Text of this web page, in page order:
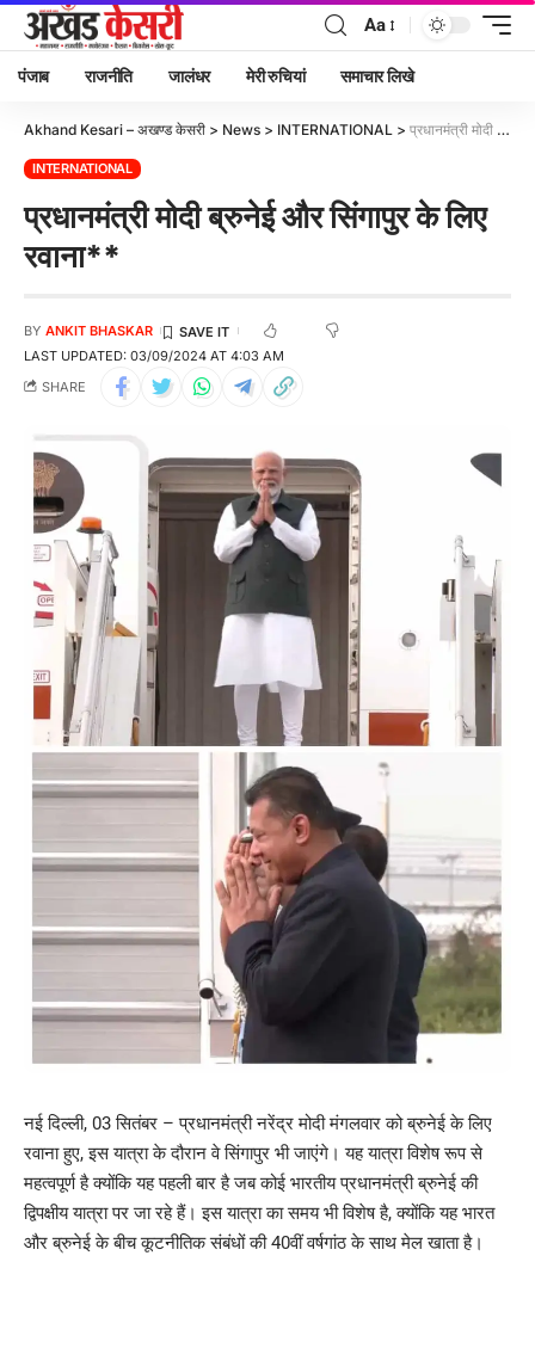
Aa
पंजाब राजनीति जालंधर मेरी रुचियां समाचार लिखे
Akhand Kesari – अखण्ड केसरी > News > INTERNATIONAL > प्रधानमंत्री मोदी ब्रुनेई और सिंगापुर के लिए रवाना**
INTERNATIONAL
प्रधानमंत्री मोदी ब्रुनेई और सिंगापुर के लिए
रवाना**
LAST UPDATED: 03/09/2024 AT 4:03 AM
BY ANKIT BHASKAR
SHARE
नई दिल्ली, 03 सितंबर – प्रधानमंत्री नरेंद्र मोदी मंगलवार को ब्रुनेई के लिए
रवाना हुए, इस यात्रा के दौरान वे सिंगापुर भी जाएंगे। यह यात्रा विशेष रूप से
महत्वपूर्ण है क्योंकि यह पहली बार है जब कोई भारतीय प्रधानमंत्री ब्रुनेई की
द्विपक्षीय यात्रा पर जा रहे हैं। इस यात्रा का समय भी विशेष है, क्योंकि यह भारत
और ब्रुनेई के बीच कूटनीतिक संबंधों की 40वीं वर्षगांठ के साथ मेल खाता है।